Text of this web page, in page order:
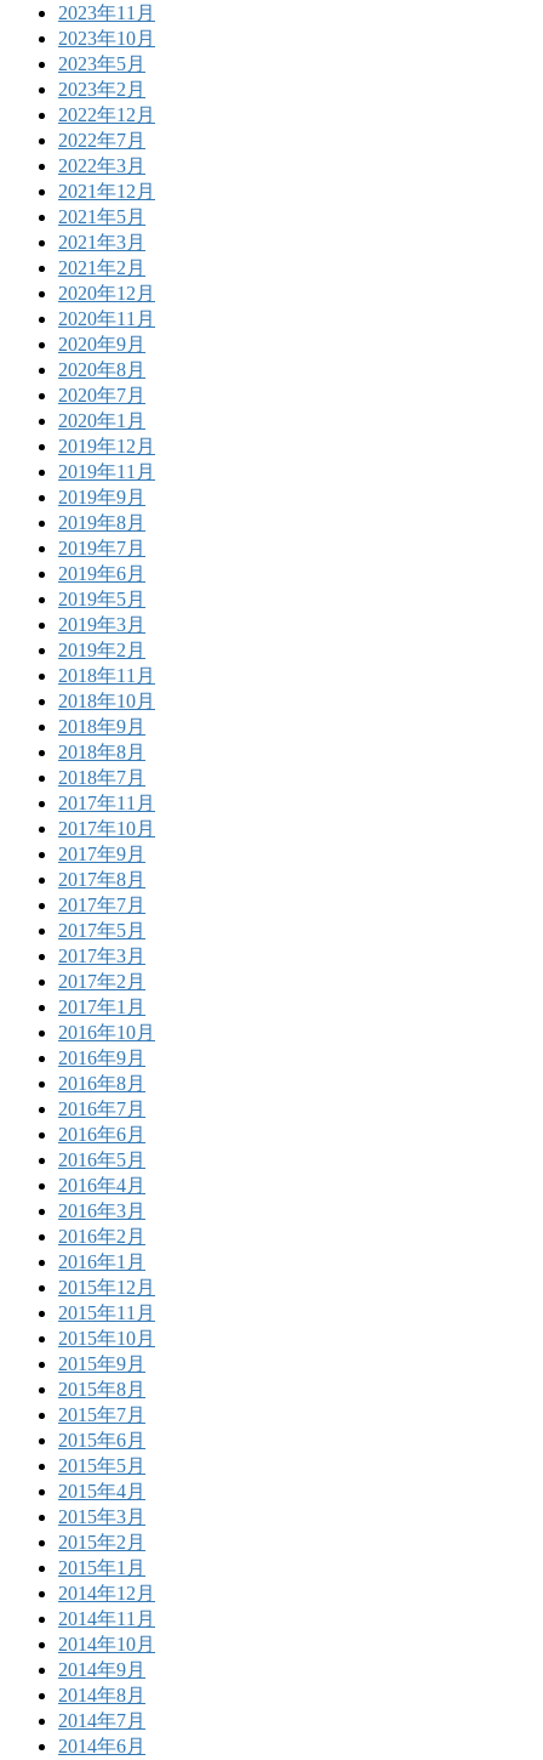
2023年11月
2023年10月
2023年5月
2023年2月
2022年12月
2022年7月
2022年3月
2021年12月
2021年5月
2021年3月
2021年2月
2020年12月
2020年11月
2020年9月
2020年8月
2020年7月
2020年1月
2019年12月
2019年11月
2019年9月
2019年8月
2019年7月
2019年6月
2019年5月
2019年3月
2019年2月
2018年11月
2018年10月
2018年9月
2018年8月
2018年7月
2017年11月
2017年10月
2017年9月
2017年8月
2017年7月
2017年5月
2017年3月
2017年2月
2017年1月
2016年10月
2016年9月
2016年8月
2016年7月
2016年6月
2016年5月
2016年4月
2016年3月
2016年2月
2016年1月
2015年12月
2015年11月
2015年10月
2015年9月
2015年8月
2015年7月
2015年6月
2015年5月
2015年4月
2015年3月
2015年2月
2015年1月
2014年12月
2014年11月
2014年10月
2014年9月
2014年8月
2014年7月
2014年6月